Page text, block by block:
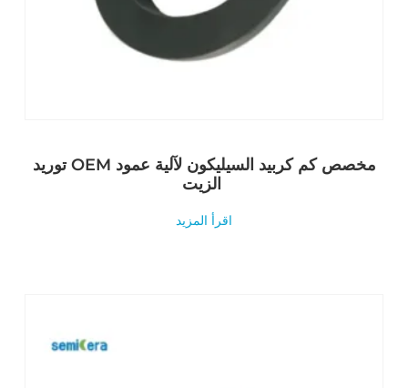
توريد OEM مخصص كم كربيد السيليكون لآلية عمود
اقرأ المزيد